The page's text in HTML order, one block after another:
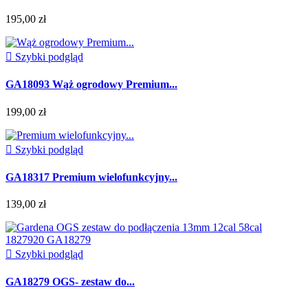
195,00 zł
 Szybki podgląd
GA18093 Wąż ogrodowy Premium...
199,00 zł
 Szybki podgląd
GA18317 Premium wielofunkcyjny...
139,00 zł
 Szybki podgląd
GA18279 OGS- zestaw do...